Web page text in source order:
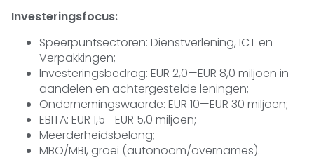
Investeringsfocus:
Speerpuntsectoren: Dienstverlening, ICT en
Verpakkingen;
Investeringsbedrag: EUR 2,0—EUR 8,0 miljoen in
aandelen en achtergestelde leningen;
Ondernemingswaarde: EUR 10—EUR 30 miljoen;
EBITA: EUR 1,5—EUR 5,0 miljoen;
Meerderheidsbelang;
MBO/MBI, groei (autonoom/overnames).